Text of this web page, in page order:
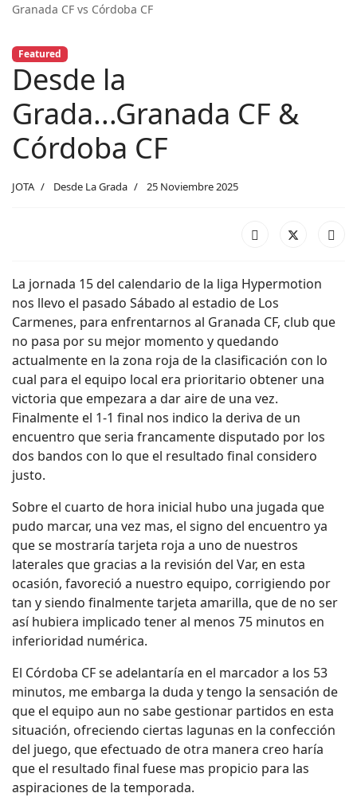
Granada CF vs Córdoba CF
Featured
Desde la
Grada...Granada CF &
Córdoba CF
JOTA Desde La Grada 25 Noviembre 2025
La jornada 15 del calendario de la liga Hypermotion
nos llevo el pasado Sábado al estadio de Los
Carmenes, para enfrentarnos al Granada CF, club que
no pasa por su mejor momento y quedando
actualmente en la zona roja de la clasificación con lo
cual para el equipo local era prioritario obtener una
victoria que empezara a dar aire de una vez.
Finalmente el 1-1 final nos indico la deriva de un
encuentro que seria francamente disputado por los
dos bandos con lo que el resultado final considero
justo.
Sobre el cuarto de hora inicial hubo una jugada que
pudo marcar, una vez mas, el signo del encuentro ya
que se mostraría tarjeta roja a uno de nuestros
laterales que gracias a la revisión del Var, en esta
ocasión, favoreció a nuestro equipo, corrigiendo por
tan y siendo finalmente tarjeta amarilla, que de no ser
así hubiera implicado tener al menos 75 minutos en
inferioridad numérica.
El Córdoba CF se adelantaría en el marcador a los 53
minutos, me embarga la duda y tengo la sensación de
que el equipo aun no sabe gestionar partidos en esta
situación, ofreciendo ciertas lagunas en la confección
del juego, que efectuado de otra manera creo haría
que el resultado final fuese mas propicio para las
aspiraciones de la temporada.